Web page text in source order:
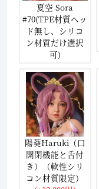
夏空 Sora
#70(TPE材質ヘッ
ド無し、シリコ
ン材質だけ選択
可)
陽葵Haruki（口
開閉機能と舌付
き）（軟性シリ
コン材質限定）